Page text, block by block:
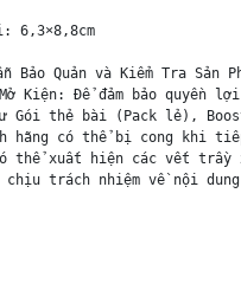
6,3×8,8cm
Bảo Quản và Kiểm Tra Sản
Mở Kiện: Để đảm bảo
Gói thẻ bài (Pack lẻ),
hãng có thể bị cong khi
thể xuất hiện các vết trầy
chịu trách nhiệm về nội